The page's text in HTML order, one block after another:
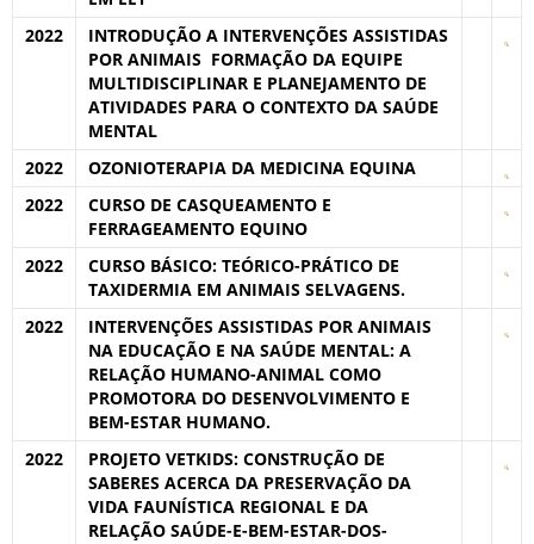
2022
INTRODUÇÃO A INTERVENÇÕES ASSISTIDAS
POR ANIMAIS  FORMAÇÃO DA EQUIPE
MULTIDISCIPLINAR E PLANEJAMENTO DE
ATIVIDADES PARA O CONTEXTO DA SAÚDE
MENTAL
2022
OZONIOTERAPIA DA MEDICINA EQUINA
2022
CURSO DE CASQUEAMENTO E
FERRAGEAMENTO EQUINO
2022
CURSO BÁSICO: TEÓRICO-PRÁTICO DE
TAXIDERMIA EM ANIMAIS SELVAGENS.
2022
INTERVENÇÕES ASSISTIDAS POR ANIMAIS
NA EDUCAÇÃO E NA SAÚDE MENTAL: A
RELAÇÃO HUMANO-ANIMAL COMO
PROMOTORA DO DESENVOLVIMENTO E
BEM-ESTAR HUMANO.
2022
PROJETO VETKIDS: CONSTRUÇÃO DE
SABERES ACERCA DA PRESERVAÇÃO DA
VIDA FAUNÍSTICA REGIONAL E DA
RELAÇÃO SAÚDE-E-BEM-ESTAR-DOS-